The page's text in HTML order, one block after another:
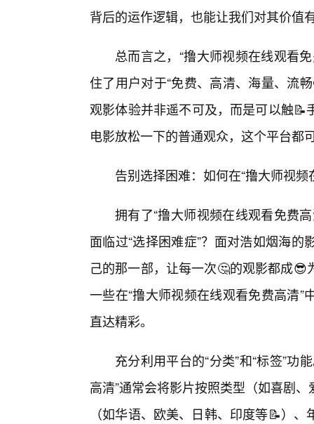
背后的运作逻辑，也能让我们对其价值
总而言之，“撸大师视频在线观看
住了用户对于“免费、高清、海量、流
观影体验并非遥不可及，而是可以触
电影放松一下的普通观众，这个平台都
告别选择困难：如何在“撸大师视
拥有了“撸大师视频在线观看免费
面临过“选择困难症”？面对浩如烟海
己的那一部，让每一次🤔的观影都成
一些在“撸大师视频在线观看免费高清
直达精彩。
充分利用平台的“分类”和“标签”功
高清”通常会将影片按照类型（如喜剧
（如华语、欧美、日韩、印度等📝）